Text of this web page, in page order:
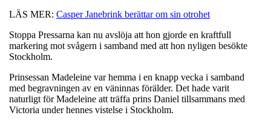
LÄS MER: Casper Janebrink berättar om sin otrohet
Stoppa Pressarna kan nu avslöja att hon gjorde en kraftfull
markering mot svågern i samband med att hon nyligen besökte
Stockholm.
Prinsessan Madeleine var hemma i en knapp vecka i samband
med begravningen av en väninnas förälder. Det hade varit
naturligt för Madeleine att träffa prins Daniel tillsammans med
Victoria under hennes vistelse i Stockholm.